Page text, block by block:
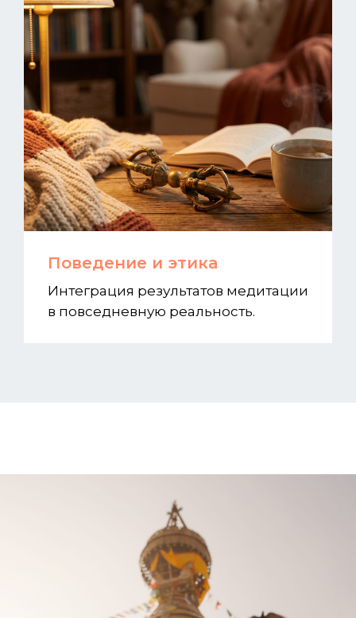
Поведение и этика
Интеграция результатов медитации
в повседневную реальность.